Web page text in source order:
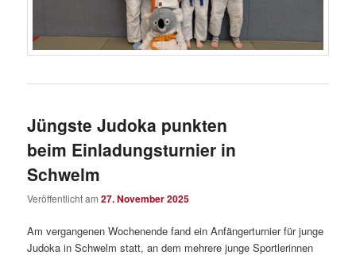
Jüngste Judoka punkten
beim Einladungsturnier in
Schwelm
Veröffentlicht am27. November 2025
Am vergangenen Wochenende fand ein Anfängerturnier für junge
Judoka in Schwelm statt, an dem mehrere junge Sportlerinnen